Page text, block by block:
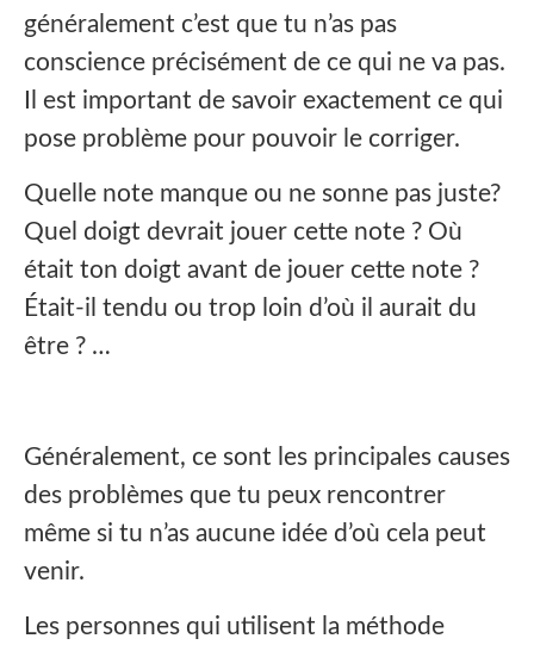
généralement c’est que tu n’as pas
conscience précisément de ce qui ne va pas.
Il est important de savoir exactement ce qui
pose problème pour pouvoir le corriger.
Quelle note manque ou ne sonne pas juste?
Quel doigt devrait jouer cette note ? Où
était ton doigt avant de jouer cette note ?
Était-il tendu ou trop loin d’où il aurait du
être ? …
Généralement, ce sont les principales causes
des problèmes que tu peux rencontrer
même si tu n’as aucune idée d’où cela peut
venir.
Les personnes qui utilisent la méthode